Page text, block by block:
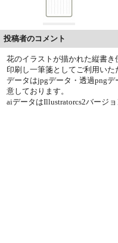
投稿者のコメント
花のイラストが描かれた縦書き
印刷し一筆箋としてご利用いた
データはjpgデータ・透過png
意しております。
aiデータはIllustratorcs2バージ